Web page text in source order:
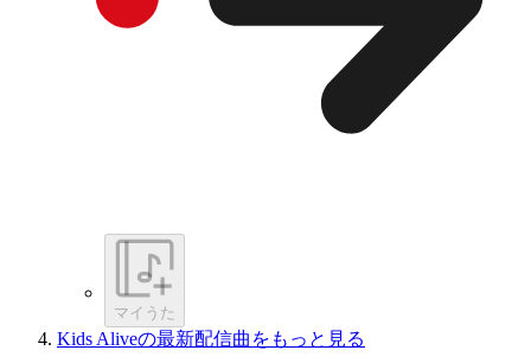
マイうた
Kids Aliveの最新配信曲をもっと見る